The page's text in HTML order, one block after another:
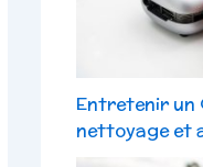
Entretenir un
nettoyage et